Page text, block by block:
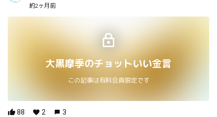
約2ヶ月前
大黒摩季のチョットいい金言
この記事は有料会員限定です
88 2 3